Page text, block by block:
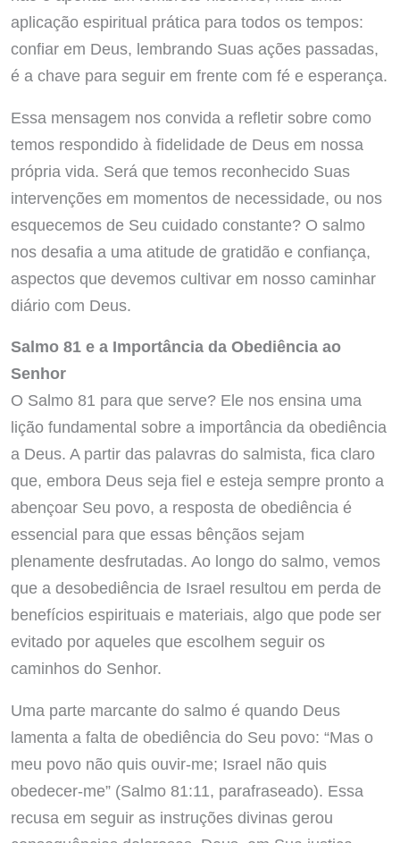
aplicação espiritual prática para todos os tempos:
confiar em Deus, lembrando Suas ações passadas,
é a chave para seguir em frente com fé e esperança.
Essa mensagem nos convida a refletir sobre como
temos respondido à fidelidade de Deus em nossa
própria vida. Será que temos reconhecido Suas
intervenções em momentos de necessidade, ou nos
esquecemos de Seu cuidado constante? O salmo
nos desafia a uma atitude de gratidão e confiança,
aspectos que devemos cultivar em nosso caminhar
diário com Deus.
Salmo 81 e a Importância da Obediência ao
Senhor
O Salmo 81 para que serve? Ele nos ensina uma
lição fundamental sobre a importância da obediência
a Deus. A partir das palavras do salmista, fica claro
que, embora Deus seja fiel e esteja sempre pronto a
abençoar Seu povo, a resposta de obediência é
essencial para que essas bênçãos sejam
plenamente desfrutadas. Ao longo do salmo, vemos
que a desobediência de Israel resultou em perda de
benefícios espirituais e materiais, algo que pode ser
evitado por aqueles que escolhem seguir os
caminhos do Senhor.
Uma parte marcante do salmo é quando Deus
lamenta a falta de obediência do Seu povo: “Mas o
meu povo não quis ouvir-me; Israel não quis
obedecer-me” (Salmo 81:11, parafraseado). Essa
recusa em seguir as instruções divinas gerou